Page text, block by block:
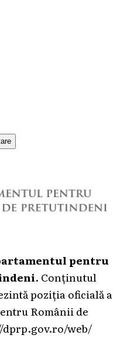
pentru
. Conținutul
poziția oficială a
Românii de
dprp.gov.ro/web/